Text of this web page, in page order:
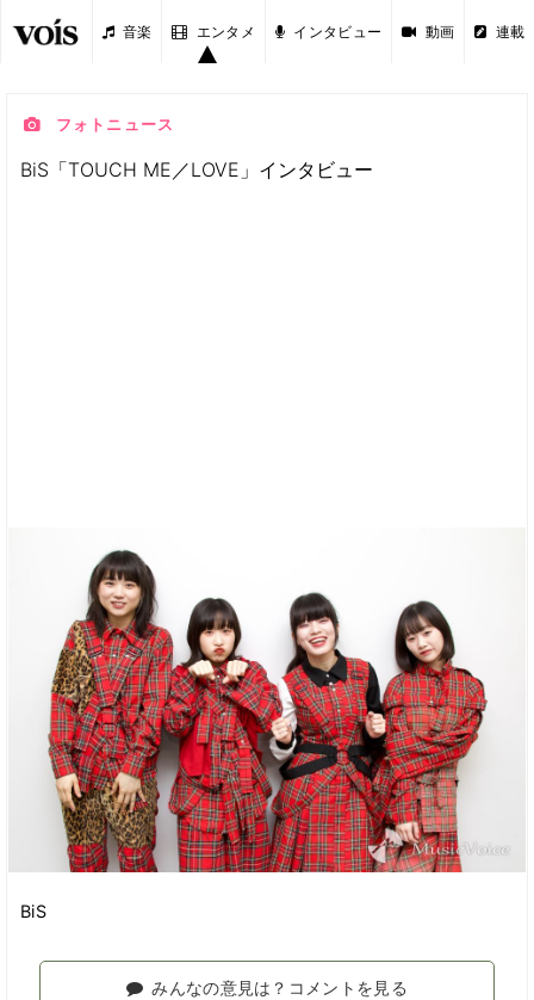
音楽 エンタメ インタビュー 動画 連載
フォトニュース
BiS「TOUCH ME／LOVE」インタビュー
BiS
みんなの意見は？コメントを見る